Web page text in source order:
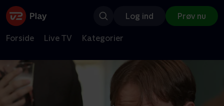
Log ind Prøv nu
Forside Live TV Kategorier